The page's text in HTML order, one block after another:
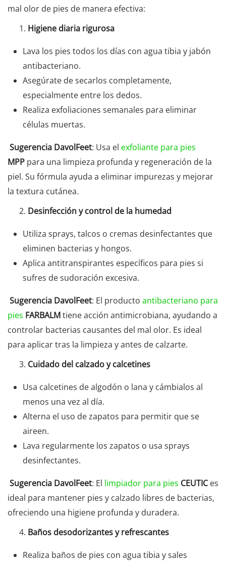
mal olor de pies de manera efectiva:
Higiene diaria rigurosa
Lava los pies todos los días con agua tibia y jabón
antibacteriano.
Asegúrate de secarlos completamente,
especialmente entre los dedos.
Realiza exfoliaciones semanales para eliminar
células muertas.
Sugerencia DavolFeet: Usa el exfoliante para pies
MPP para una limpieza profunda y regeneración de la
piel. Su fórmula ayuda a eliminar impurezas y mejorar
la textura cutánea.
Desinfección y control de la humedad
Utiliza sprays, talcos o cremas desinfectantes que
eliminen bacterias y hongos.
Aplica antitranspirantes específicos para pies si
sufres de sudoración excesiva.
Sugerencia DavolFeet: El producto antibacteriano para
pies FARBALMtiene acción antimicrobiana, ayudando a
controlar bacterias causantes del mal olor. Es ideal
para aplicar tras la limpieza y antes de calzarte.
Cuidado del calzado y calcetines
Usa calcetines de algodón o lana y cámbialos al
menos una vez al día.
Alterna el uso de zapatos para permitir que se
aireen.
Lava regularmente los zapatos o usa sprays
desinfectantes.
Sugerencia DavolFeet: El limpiador para pies CEUTICes
ideal para mantener pies y calzado libres de bacterias,
ofreciendo una higiene profunda y duradera.
Baños desodorizantes y refrescantes
Realiza baños de pies con agua tibia y sales